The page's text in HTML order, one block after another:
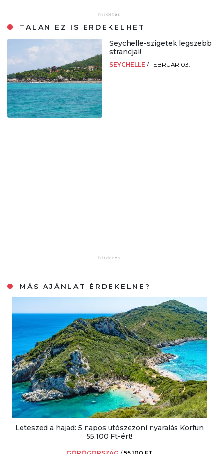
TALÁN EZ IS ÉRDEKELHET
Seychelle-szigetek legszebb
strandjai!
SEYCHELLE / FEBRUÁR 03.
MÁS AJÁNLAT ÉRDEKELNE?
Leteszed a hajad: 5 napos utószezoni nyaralás Korfun
55.100 Ft-ért!